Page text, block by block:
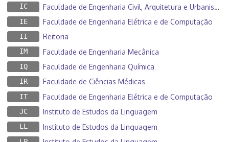
IC Faculdade de Engenharia Civil, Arquitetura e Urbanismo
IE Faculdade de Engenharia Elétrica e de Computação
II Reitoria
IM Faculdade de Engenharia Mecânica
IQ Faculdade de Engenharia Química
IR Faculdade de Ciências Médicas
IT Faculdade de Engenharia Elétrica e de Computação
JC Instituto de Estudos da Linguagem
LL Instituto de Estudos da Linguagem